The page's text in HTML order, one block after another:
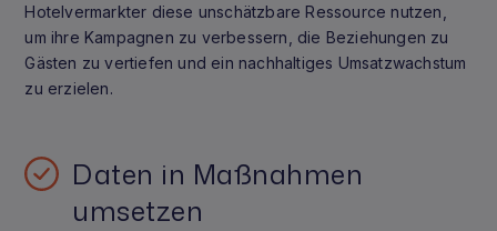
Hotelvermarkter diese unschätzbare Ressource nutzen,
um ihre Kampagnen zu verbessern, die Beziehungen zu
Gästen zu vertiefen und ein nachhaltiges Umsatzwachstum
zu erzielen.
Daten in Maßnahmen
umsetzen